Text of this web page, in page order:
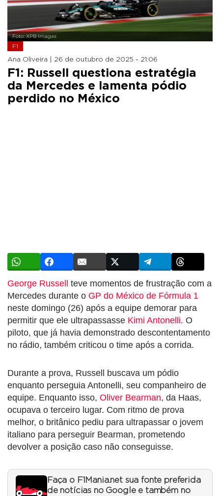
Foto: XPB Images
F1
Ana Oliveira | 26 de outubro de 2025 - 21:06
F1: Russell questiona estratégia
da Mercedes e lamenta pódio
perdido no México
George Russell teve momentos de frustração com a
Mercedes durante o GP do México de Fórmula 1
neste domingo (26) após a equipe demorar para
permitir que ele ultrapassasse Kimi Antonelli. O
piloto, que já havia demonstrado descontentamento
no rádio, também criticou o time após a corrida.
Durante a prova, Russell buscava um pódio
enquanto perseguia Antonelli, seu companheiro de
equipe. Enquanto isso, Oliver Bearman, da Haas,
ocupava o terceiro lugar. Com ritmo de prova
melhor, o britânico pediu para ultrapassar o jovem
italiano para perseguir Bearman, prometendo
devolver a posição caso não conseguisse.
Faça o F1Mania.net sua fonte preferida
de notícias no Google e também no